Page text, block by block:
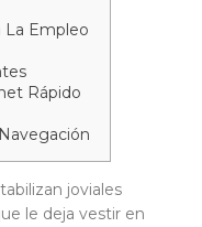
La Empleo
Rápido
joviales
le deja vestir en